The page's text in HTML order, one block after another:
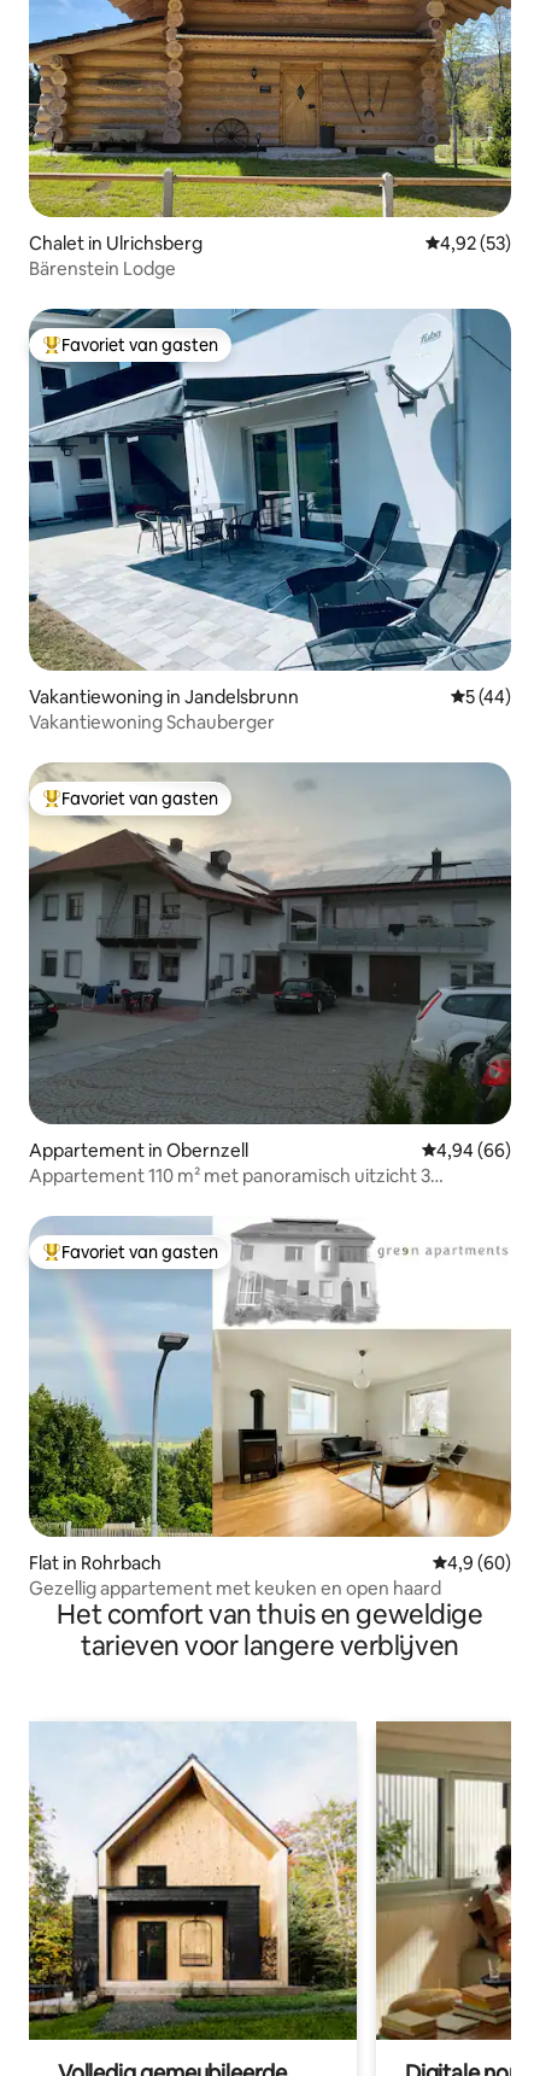
Chalet in Ulrichsberg Gemiddelde
4,92 (53)
Bärenstein Lodge
Topfavoriet van gasten
Favoriet van gasten
Vakantiewoning in Jandelsbrunn
5 (44)
Vakantiewoning Schauberger
Topfavoriet van gasten
Favoriet van gasten
Appartement in Obernzell Gemiddelde
4,94 (66)
Appartement 110 m² met panoramisch uitzicht 3
Topfavoriet van gasten
Favoriet van gasten
Flat in Rohrbach Gemiddelde
4,9 (60)
Gezellig appartement met keuken en open haard
Het comfort van thuis en geweldige
tarieven voor langere verblijven